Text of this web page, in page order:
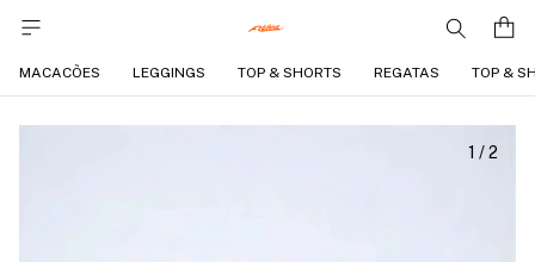
MACACÕES LEGGINGS TOP & SHORTS REGATAS TOP &
1 /2